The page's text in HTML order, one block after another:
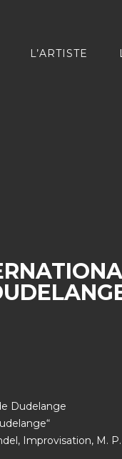
L’ARTISTE
Dudelange
Improvisation, M.